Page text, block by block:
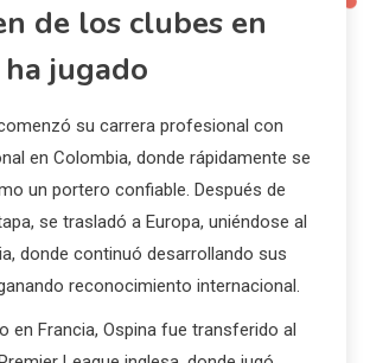
de los clubes en
jugado
su carrera profesional con
en Colombia, donde rápidamente se
un portero confiable. Después de
se trasladó a Europa, uniéndose al
donde continuó desarrollando sus
reconocimiento internacional.
en Francia, Ospina fue transferido al